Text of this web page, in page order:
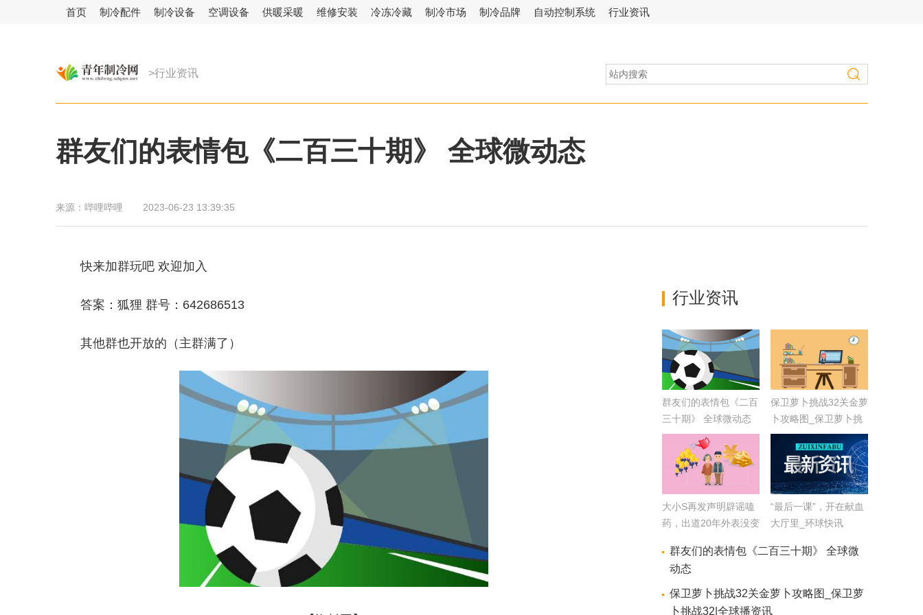
首页 制冷配件 制冷设备 空调设备 供暖采暖 维修安装 冷冻冷藏 制冷市场 制冷品牌 自动控制系统 行业资讯
>行业资讯
群友们的表情包《二百三十期》 全球微动态
来源： 哔哩哔哩 2023-06-23 13:39:35
快来加群玩吧 欢迎加入
答案：狐狸 群号：642686513
其他群也开放的（主群满了）
行业资讯
群友们的表情包《二百
三十期》 全球微动态
保卫萝卜挑战32关金萝
卜攻略图_保卫萝卜挑
战32|全球播资讯
大小S再发声明辟谣嗑
药，出道20年外表没变
常|全球聚看点
“最后一课”，开在献血
大厅里_环球快讯
群友们的表情包《二百三十期》 全球微
动态
保卫萝卜挑战32关金萝卜攻略图_保卫萝
卜挑战32|全球播资讯